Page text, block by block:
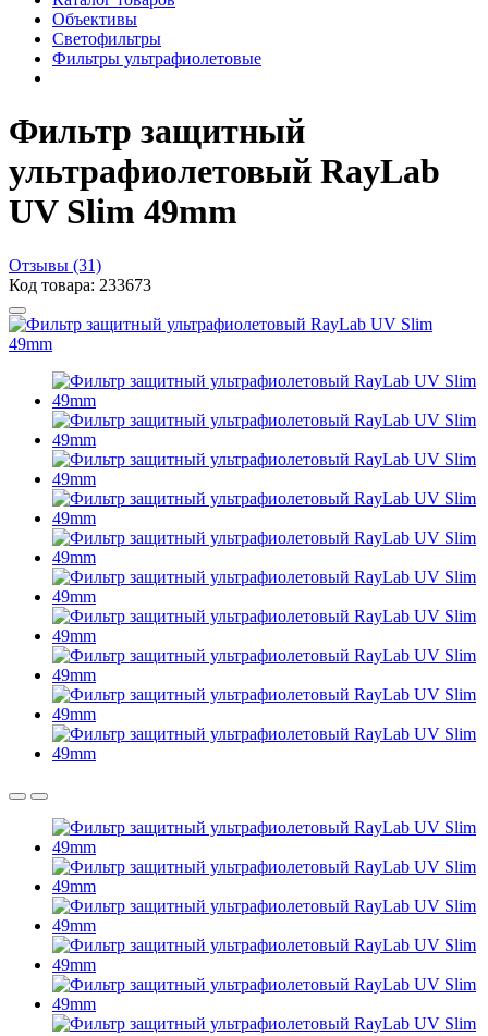
Объективы
Светофильтры
Фильтры ультрафиолетовые
Фильтр защитный
ультрафиолетовый RayLab
UV Slim 49mm
Отзывы (31)
Код товара: 233673